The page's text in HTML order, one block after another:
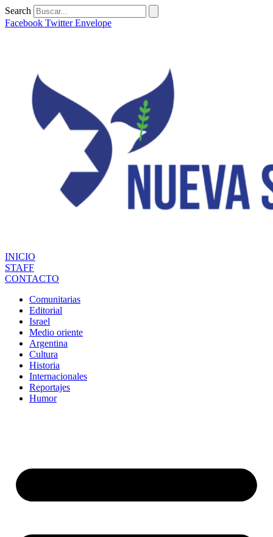
Ir
al
Search
Facebook Twitter Envelope
INICIO
STAFF
CONTACTO
Comunitarias
Editorial
Israel
Medio oriente
Argentina
Cultura
Historia
Internacionales
Reportajes
Humor